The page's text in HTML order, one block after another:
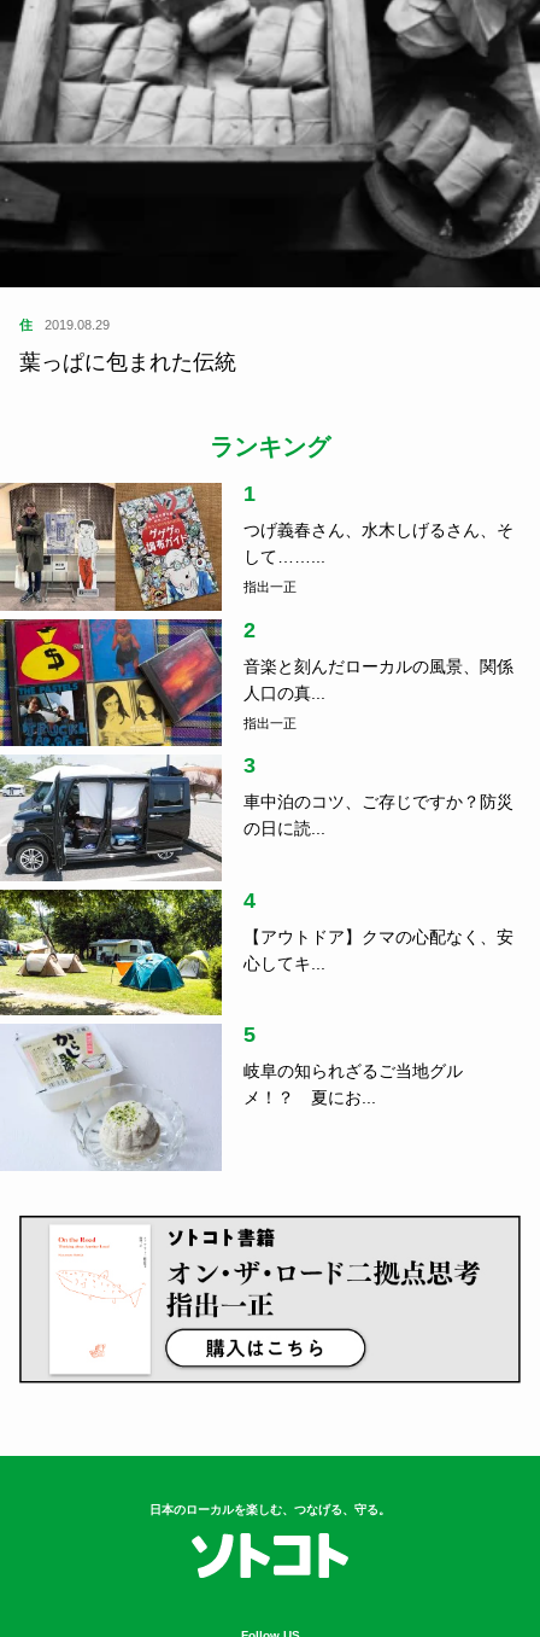
住 2019.08.29
葉っぱに包まれた伝統
ランキング
1
つげ義春さん、水木しげるさん、そ
して……...
指出一正
2
音楽と刻んだローカルの風景、関係
人口の真...
指出一正
3
車中泊のコツ、ご存じですか？防災
の日に読...
4
【アウトドア】クマの心配なく、安
心してキ...
5
岐阜の知られざるご当地グル
メ！？ 夏にお...
日本のローカルを楽しむ、つなげる、守る。